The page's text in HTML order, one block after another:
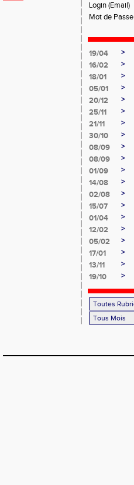
Login (Email)
Mot de Passe
19/04 >
16/02
>
18/01
>
05/01
>
20/12
>
25/11
>
21/11
>
30/10
>
08/09
>
08/09
>
01/09
>
14/08
>
02/08
>
15/07
>
01/04
>
12/02
>
05/02
>
17/01
>
13/11
>
19/10
>